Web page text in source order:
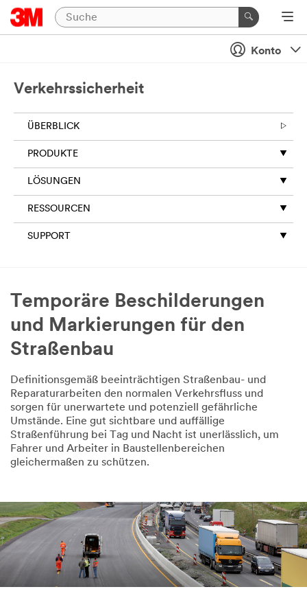
Konto
Verkehrssicherheit
ÜBERBLICK
PRODUKTE
LÖSUNGEN
RESSOURCEN
SUPPORT
Temporäre Beschilderungen
und Markierungen für den
Straßenbau
Definitionsgemäß beeinträchtigen Straßenbau- und
Reparaturarbeiten den normalen Verkehrsfluss und
sorgen für unerwartete und potenziell gefährliche
Umstände. Eine gut sichtbare und auffällige
Straßenführung bei Tag und Nacht ist unerlässlich, um
Fahrer und Arbeiter in Baustellenbereichen
gleichermaßen zu schützen.